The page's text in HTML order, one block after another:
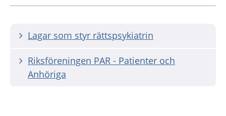
Lagar som styr rättspsykiatrin
Riksföreningen PAR - Patienter och
Anhöriga